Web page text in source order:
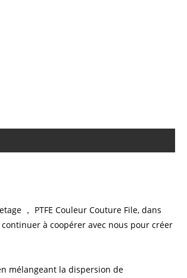
， PTFE Couleur Couture File, dans
à coopérer avec nous pour créer
mélangeant la dispersion de